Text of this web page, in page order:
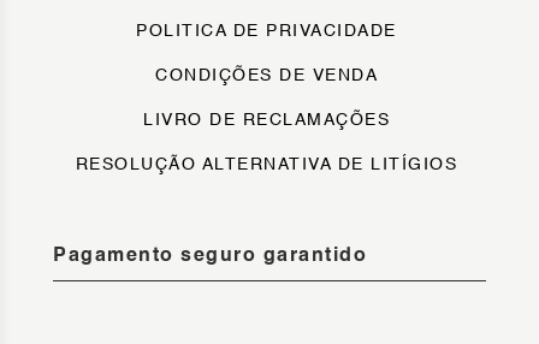
POLITICA DE PRIVACIDADE
CONDIÇÕES DE VENDA
LIVRO DE RECLAMAÇÕES
RESOLUÇÃO ALTERNATIVA DE LITÍGIOS
Pagamento seguro garantido